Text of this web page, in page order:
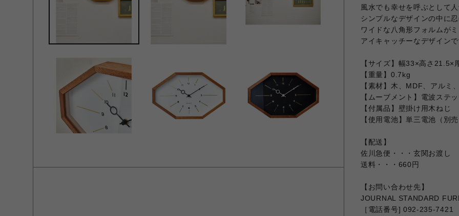
風水でも幸せを呼ぶとして
シンプルなデザインの中に
ワイドな八角形フォルムが
アイキャッチーなデザインで
【サイズ】幅33×高さ21.5×
【重量】0.7kg
【素材】木、MDF、アルミ
【ムーブメント】電波ステ
【付属品】壁掛け用木ねじ
【使用電池】単三電池（別売
【配送】
佐川急便・・・玄関お渡し
送料・・・660円
【お問い合わせ先】
JOURNAL STANDARD
［電話番号] 092-235-7421